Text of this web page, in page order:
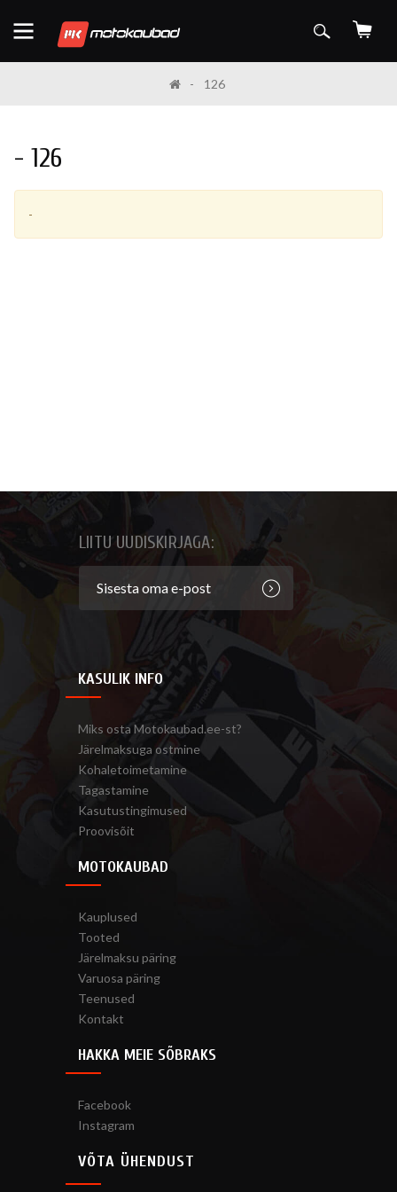
126
- 126
-
LIITU UUDISKIRJAGA:
KASULIK INFO
Miks osta Motokaubad.ee-st?
Järelmaksuga ostmine
Kohaletoimetamine
Tagastamine
Kasutustingimused
Proovisõit
MOTOKAUBAD
Kauplused
Tooted
Järelmaksu päring
Varuosa päring
Teenused
Kontakt
HAKKA MEIE SÕBRAKS
Facebook
Instagram
VÕTA ÜHENDUST